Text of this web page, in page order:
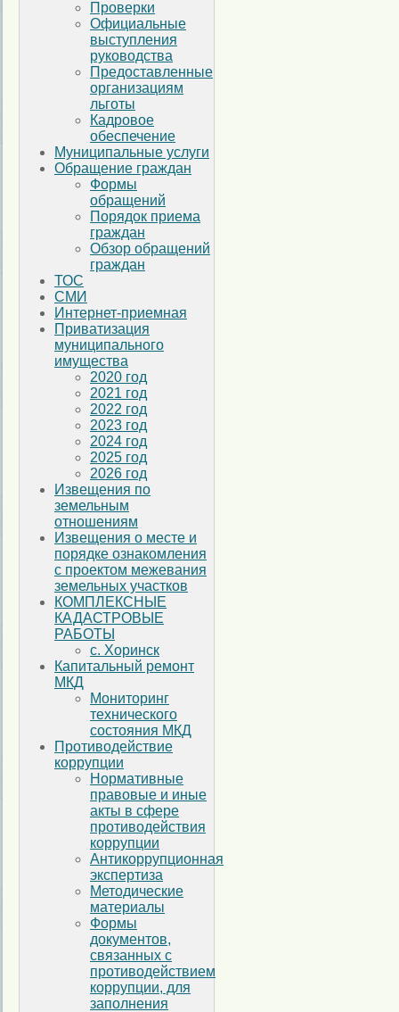
Проверки
Официальные
выступления
руководства
Предоставленные
организациям
льготы
Кадровое
обеспечение
Муниципальные услуги
Обращение граждан
Формы
обращений
Порядок приема
граждан
Обзор обращений
граждан
ТОС
СМИ
Интернет-приемная
Приватизация
муниципального
имущества
2020 год
2021 год
2022 год
2023 год
2024 год
2025 год
2026 год
Извещения по
земельным
отношениям
Извещения о месте и
порядке ознакомления
с проектом межевания
земельных участков
КОМПЛЕКСНЫЕ
КАДАСТРОВЫЕ
РАБОТЫ
с. Хоринск
Капитальный ремонт
МКД
Мониторинг
технического
состояния МКД
Противодействие
коррупции
Нормативные
правовые и иные
акты в сфере
противодействия
коррупции
Антикоррупционная
экспертиза
Методические
материалы
Формы
документов,
связанных с
противодействием
коррупции, для
заполнения